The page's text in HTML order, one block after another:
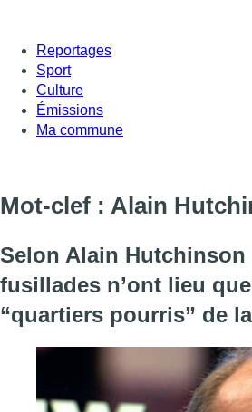
Reportages
Sport
Culture
Émissions
Ma commune
Mot-clef : Alain
Selon Alain Hutchinson
fusillades n’ont lieu
“quartiers pourris” de